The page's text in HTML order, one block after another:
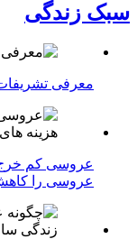
سبک زندگی
معرفی
عروسی کم
عروسی را